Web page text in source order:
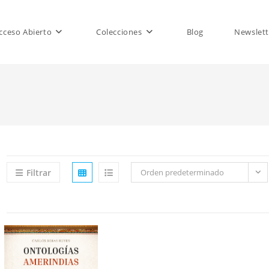
Abierto Colecciones Blog
Filtrar Orden predeterminado